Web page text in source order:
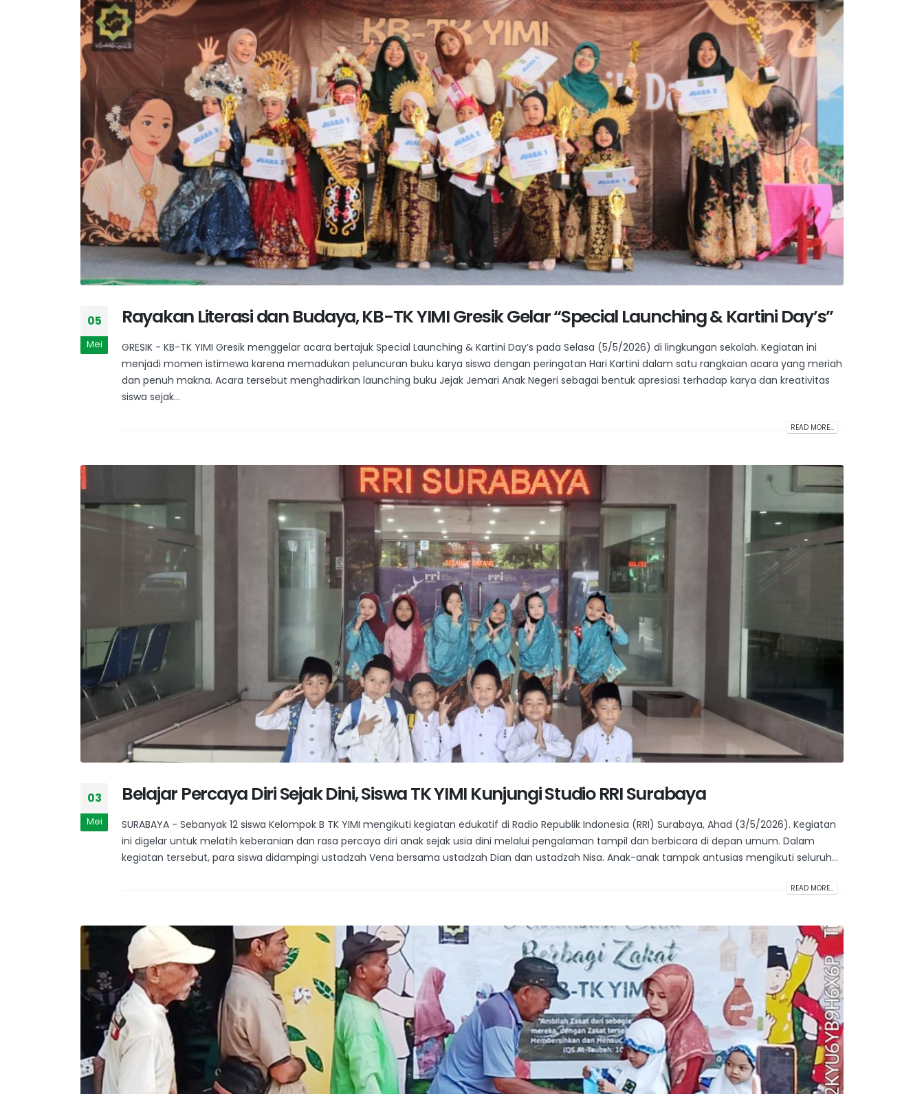
05
Mei
Rayakan Literasi dan Budaya, KB-TK YIMI Gresik Gelar “Special Launching & Kartini Day’s”
GRESIK - KB-TK YIMI Gresik menggelar acara bertajuk Special Launching & Kartini Day’s pada Selasa (5/5/2026) di lingkungan sekolah. Kegiatan ini
menjadi momen istimewa karena memadukan peluncuran buku karya siswa dengan peringatan Hari Kartini dalam satu rangkaian acara yang meriah
dan penuh makna. Acara tersebut menghadirkan launching buku Jejak Jemari Anak Negeri sebagai bentuk apresiasi terhadap karya dan kreativitas
siswa sejak...
READ MORE...
03
Mei
Belajar Percaya Diri Sejak Dini, Siswa TK YIMI Kunjungi Studio RRI Surabaya
SURABAYA - Sebanyak 12 siswa Kelompok B TK YIMI mengikuti kegiatan edukatif di Radio Republik Indonesia (RRI) Surabaya, Ahad (3/5/2026). Kegiatan
ini digelar untuk melatih keberanian dan rasa percaya diri anak sejak usia dini melalui pengalaman tampil dan berbicara di depan umum. Dalam
kegiatan tersebut, para siswa didampingi ustadzah Vena bersama ustadzah Dian dan ustadzah Nisa. Anak-anak tampak antusias mengikuti seluruh...
READ MORE...